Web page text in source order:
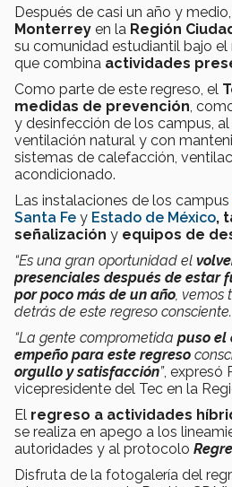
Después de casi un año y
Monterrey en la Región
su comunidad estudiantil bajo
que combina actividades
Como parte de este regreso, el
medidas de prevención ,
y desinfección de los campus,
ventilación natural y con
sistemas de calefacción,
acondicionado.
Las instalaciones de los campus
Santa Fe y Estado de México,
señalización y equipos de
“Es una gran oportunidad el
presenciales después de estar
por poco más de un año ,
detrás de este regreso consciente.
“La gente comprometida puso el
empeño para este regreso
orgullo y satisfacción”, expresó
vicepresidente del Tec en la
El regreso a actividades
se realiza en apego a los
autoridades y al protocolo
Disfruta de la fotogalería del